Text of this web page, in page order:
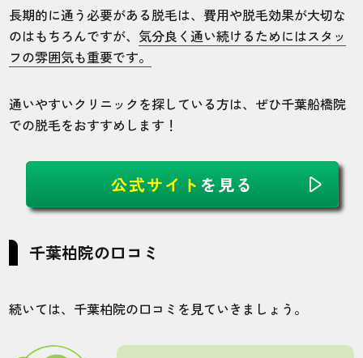
長期的に通う必要がある脱毛は、費用や脱毛効果が大切な
のはもちろんですが、 気分良く通い続けるためにはスタッ
フの雰囲気も重要です。
通いやすいクリニックを探している方は、ぜひ千葉船橋院
での脱毛をおすすめします！
公式サイト を見る
千葉柏院の口コミ
続いては、千葉柏院の口コミを見ていきましょう。